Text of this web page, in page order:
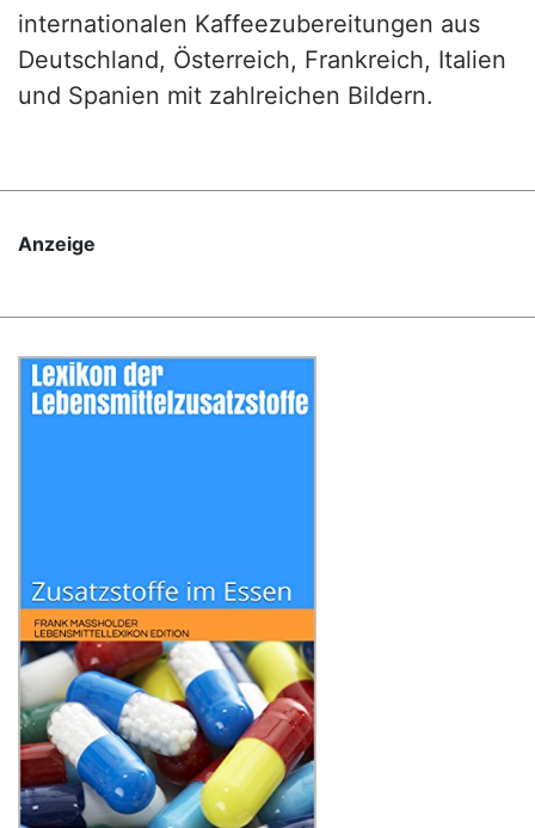
internationalen Kaffeezubereitungen aus
Deutschland, Österreich, Frankreich, Italien
und Spanien mit zahlreichen Bildern.
Anzeige